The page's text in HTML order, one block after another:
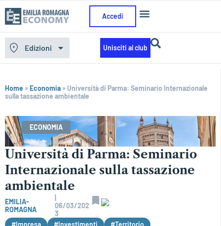
Accedi
Edizioni Unisciti al club
Home »Economia » Università di Parma: Seminario Internazionale
sulla tassazione ambientale
ECONOMIA
Università di Parma: Seminario
Internazionale sulla tassazione
ambientale
EMILIA-
ROMAGNA
06/03/202
3
#Impresa
#Investimenti
#Territorio